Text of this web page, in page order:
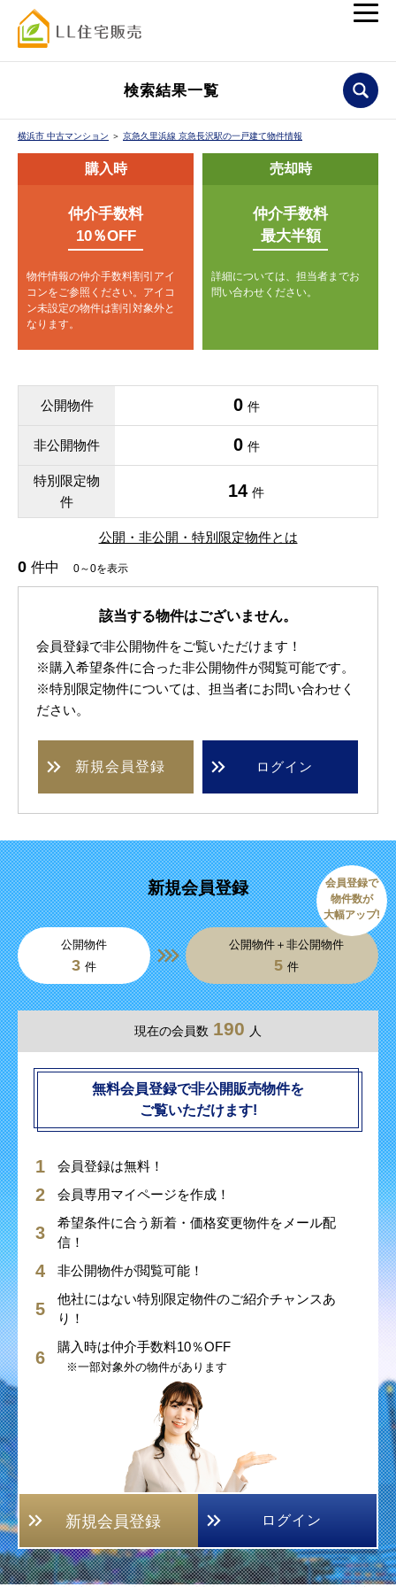
検索結果一覧
横浜市 中古マンション ＞ 京急久里浜線 京急長沢駅の一戸建て物件情報
購入時
仲介手数料
10％OFF
物件情報の仲介手数料割引アイ
コンをご参照ください。 アイコ
ン未設定の物件は割引対象外と
なります。
売却時
仲介手数料
最大半額
詳細については、担当者までお
問い合わせください。
公開物件 0 件
非公開物件 0 件
特別限定物
件
14 件
公開・非公開・特別限定物件とは
0 件中 0～0を表示
該当する物件はございません。
会員登録で非公開物件をご覧いただけます！
※購入希望条件に合った非公開物件が閲覧可能です。
※特別限定物件については、担当者にお問い合わせく
ださい。
新規会員登録 ログイン
新規会員登録
公開物件
3 件
公開物件＋非公開物件
5 件
会員登録で
物件数が
大幅アップ!
現在の会員数 190 人
無料会員登録で非公開販売物件を
ご覧いただけます!
会員登録は無料！
会員専用マイページを作成！
希望条件に合う新着・価格変更物件をメール配
信！
非公開物件が閲覧可能！
他社にはない特別限定物件のご紹介チャンスあ
り！
購入時は仲介手数料10％OFF
※一部対象外の物件があります
新規会員登録 ログイン